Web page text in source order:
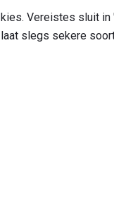
kies. Vereistes sluit in
laat slegs sekere